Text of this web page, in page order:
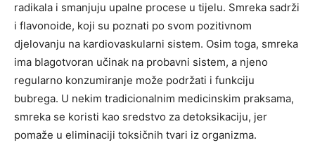
radikala i smanjuju upalne procese u tijelu. Smreka sadrži
i flavonoide, koji su poznati po svom pozitivnom
djelovanju na kardiovaskularni sistem. Osim toga, smreka
ima blagotvoran učinak na probavni sistem, a njeno
regularno konzumiranje može podržati i funkciju
bubrega. U nekim tradicionalnim medicinskim praksama,
smreka se koristi kao sredstvo za detoksikaciju, jer
pomaže u eliminaciji toksičnih tvari iz organizma.